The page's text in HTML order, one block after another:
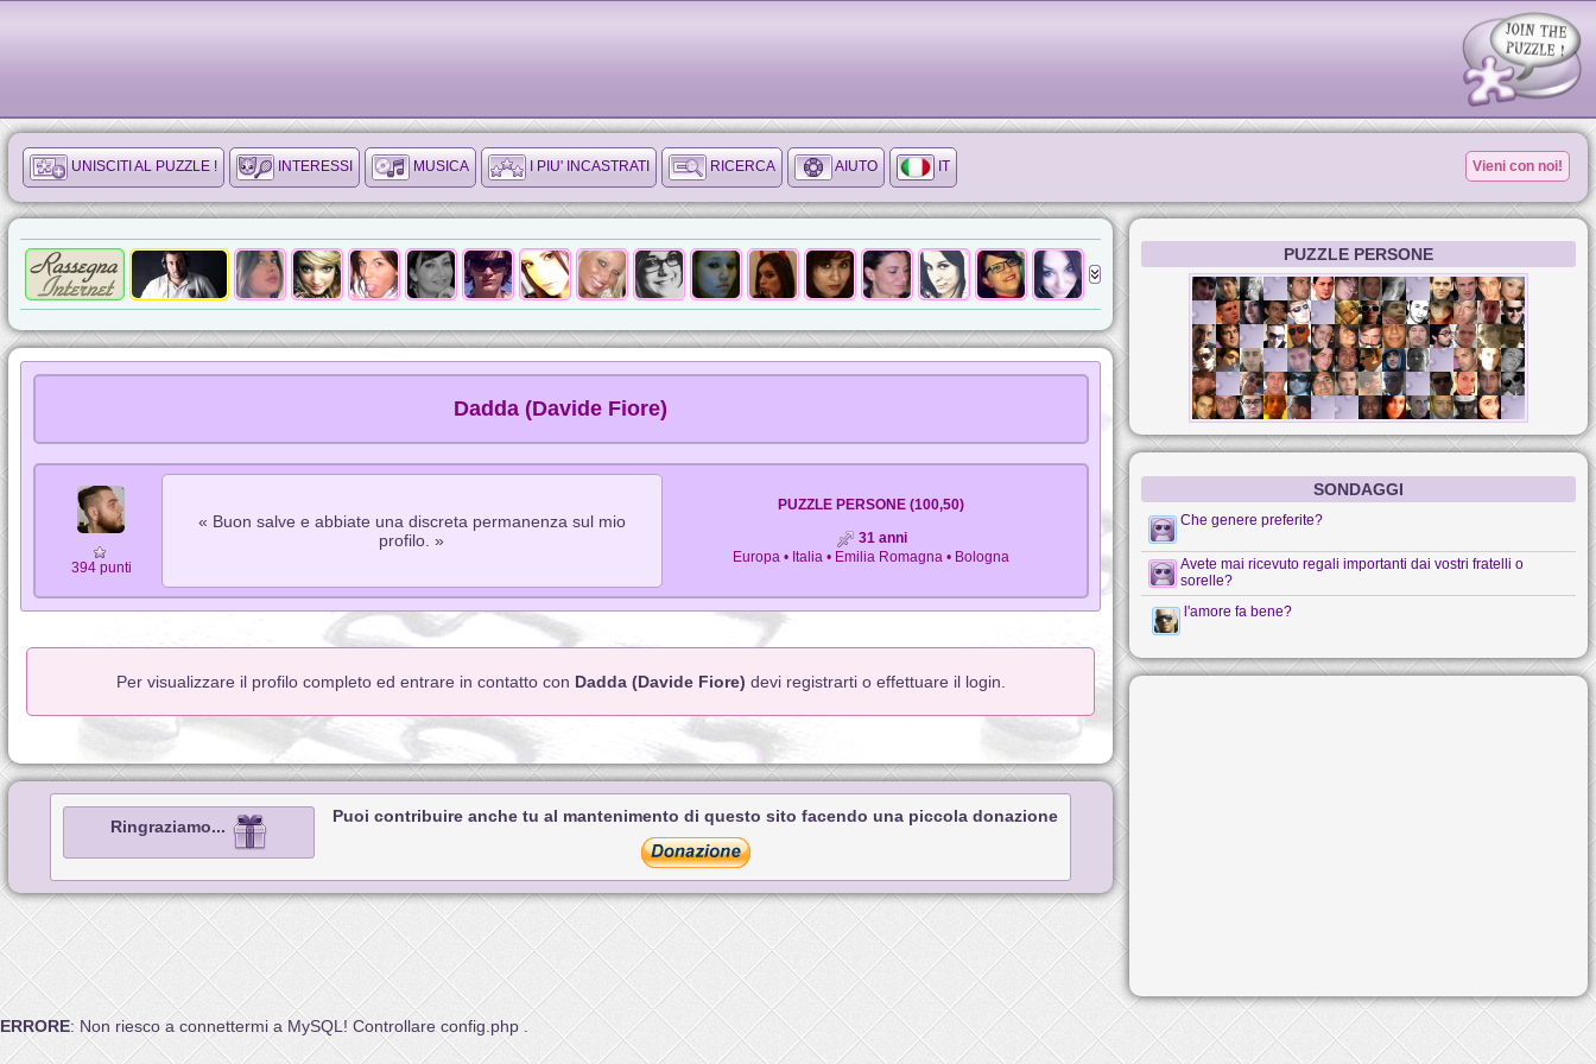
UNISCITI AL PUZZLE ! INTERESSI MUSICA I PIU' INCASTRATI RICERCA AIUTO IT Vieni con noi!
Dadda (Davide Fiore)
394 punti
« Buon salve e abbiate una discreta permanenza sul mio
profilo. »
PUZZLE PERSONE (100,50)
31 anni
Europa • Italia • Emilia Romagna • Bologna
Per visualizzare il profilo completo ed entrare in contatto con Dadda (Davide Fiore) devi registrarti o effettuare il login.
Ringraziamo...
Puoi contribuire anche tu al mantenimento di questo sito facendo una piccola donazione
PUZZLE PERSONE
SONDAGGI
Che genere preferite?
Avete mai ricevuto regali importanti dai vostri fratelli o
sorelle?
l'amore fa bene?
ERRORE: Non riesco a connettermi a MySQL! Controllare config.php .